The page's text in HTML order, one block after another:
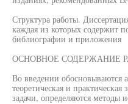
Структура работы.
каждая из которых содержит
библиографии и приложения
ОСНОВНОЕ СОДЕРЖАНИЕ
Во введении обосновываются
теоретическая и
задачи, определяются методы